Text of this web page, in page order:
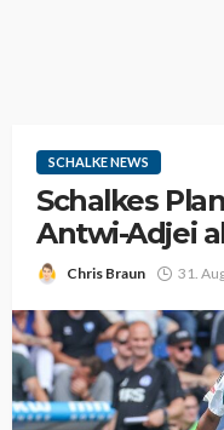
SCHALKE NEWS
Schalkes
Antwi-Adjei
Chris Braun 31.